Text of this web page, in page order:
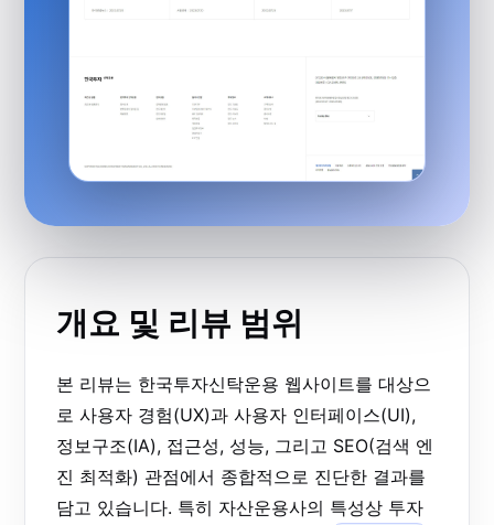
개요 및 리뷰 범위
본 리뷰는 한국투자신탁운용 웹사이트를 대상으
로 사용자 경험(UX)과 사용자 인터페이스(UI),
정보구조(IA), 접근성, 성능, 그리고 SEO(검색 엔
진 최적화) 관점에서 종합적으로 진단한 결과를
담고 있습니다. 특히 자산운용사의 특성상 투자